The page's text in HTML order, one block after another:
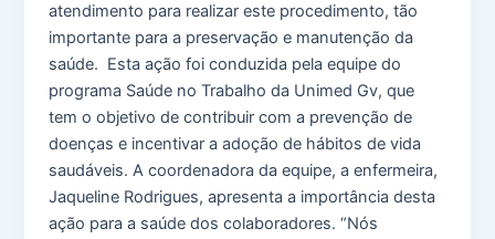
atendimento para realizar este procedimento, tão
importante para a preservação e manutenção da
saúde. Esta ação foi conduzida pela equipe do
programa Saúde no Trabalho da Unimed Gv, que
tem o objetivo de contribuir com a prevenção de
doenças e incentivar a adoção de hábitos de vida
saudáveis. A coordenadora da equipe, a enfermeira,
Jaqueline Rodrigues, apresenta a importância desta
ação para a saúde dos colaboradores. “Nós